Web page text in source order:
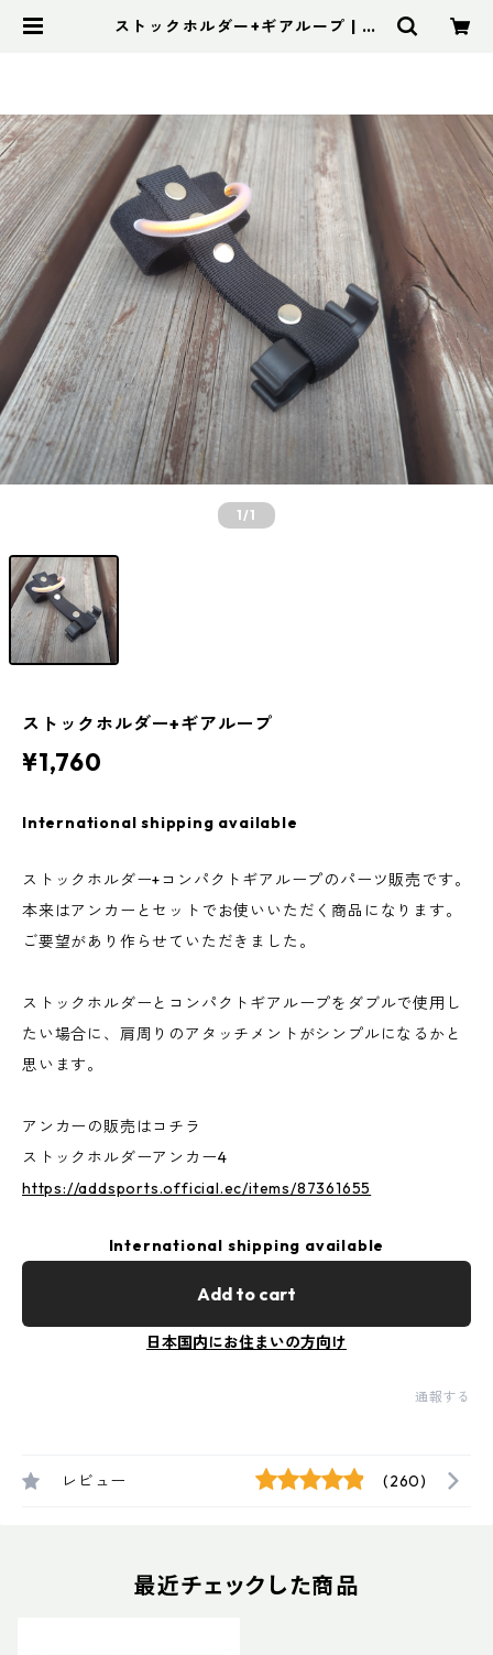
ストックホルダー+ギアループ | ア
1/1
ストックホルダー+ギアループ
¥1,760
International shipping available
ストックホルダー+コンパクトギアループのパーツ販売です。
本来はアンカーとセットでお使いいただく商品になります。
ご要望があり作らせていただきました。
ストックホルダーとコンパクトギアループをダブルで使用し
たい場合に、肩周りのアタッチメントがシンプルになるかと
思います。
アンカーの販売はコチラ
ストックホルダーアンカー4
https://addsports.official.ec/items/87361655
International shipping available
Add to cart
日本国内にお住まいの方向け
通報する
レビュー (260)
最近チェックした商品